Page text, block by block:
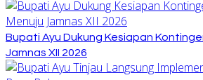
Bupati Ayu Dukung Kesiapan
Jamnas XII 2026